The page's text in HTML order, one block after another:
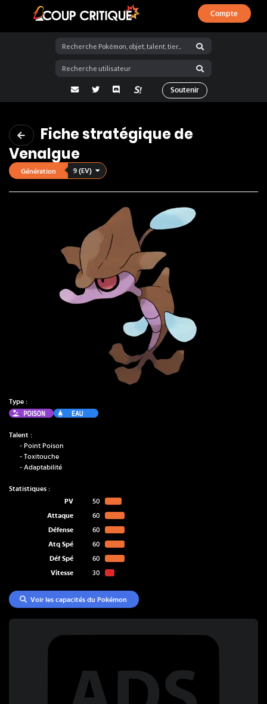
Coup Critique
Compte
adresse email
Twitter Discord La Salty Room sur Pokémon
Soutenir
Fiche stratégique de
Venalgue
Génération 9 (EV)
Type :
Poison
Eau
Talent :
- Point Poison
- Toxitouche
- Adaptabilité
Statistiques :
PV
50
Attaque
60
Défense
60
Atq Spé
60
Déf Spé
60
Vitesse
30
Voir les capacités du Pokémon